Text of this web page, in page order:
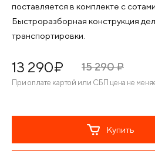
поставляется в комплекте с
Быстроразборная конструкция
транспортировки.
13 290¤ 15 290¤
При оплате картой или СБП цена не
Купить